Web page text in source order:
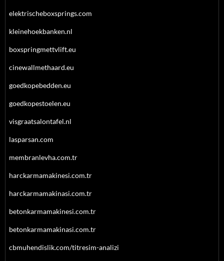
elektrischeboxsprings.com
kleinehoekbanken.nl
boxspringmettvlift.eu
cinewallmethaard.eu
goedkopebedden.eu
goedkopestoelen.eu
visgraatsalontafel.nl
lasparsan.com
membranlevha.com.tr
harckarmamakinesi.com.tr
harckarmamakinasi.com.tr
betonkarmamakinesi.com.tr
betonkarmamakinasi.com.tr
cbmuhendislik.com/titresim-analizi